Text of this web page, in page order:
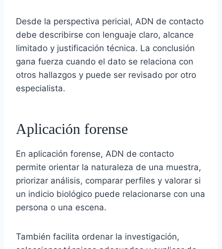
Desde la perspectiva pericial, ADN de contacto
debe describirse con lenguaje claro, alcance
limitado y justificación técnica. La conclusión
gana fuerza cuando el dato se relaciona con
otros hallazgos y puede ser revisado por otro
especialista.
Aplicación forense
En aplicación forense, ADN de contacto
permite orientar la naturaleza de una muestra,
priorizar análisis, comparar perfiles y valorar si
un indicio biológico puede relacionarse con una
persona o una escena.
También facilita ordenar la investigación,